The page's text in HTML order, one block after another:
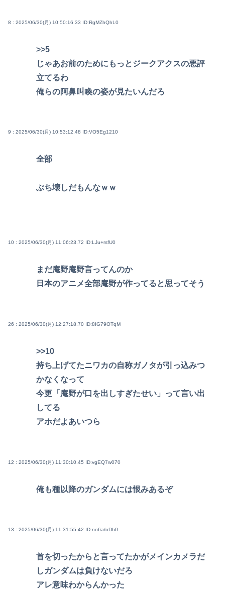
8 : 2025/06/30(月) 10:50:16.33 ID:RgMZhQhL0
>>5
じゃあお前のためにもっとジークアクスの悪評
立てるわ
俺らの阿鼻叫喚の姿が見たいんだろ
9 : 2025/06/30(月) 10:53:12.48 ID:VO5Eg1210
全部
ぶち壊しだもんなｗｗ
10 : 2025/06/30(月) 11:06:23.72 ID:LJu+rsfU0
まだ庵野庵野言ってんのか
日本のアニメ全部庵野が作ってると思ってそう
26 : 2025/06/30(月) 12:27:18.70 ID:8IG79OTqM
>>10
持ち上げてたニワカの自称ガノタが引っ込みつ
かなくなって
今更「庵野が口を出しすぎたせい」って言い出
してる
アホだよあいつら
12 : 2025/06/30(月) 11:30:10.45 ID:vgEQ7w070
俺も種以降のガンダムには恨みあるぞ
13 : 2025/06/30(月) 11:31:55.42 ID:no6a/oDh0
首を切ったからと言ってたかがメインカメラだ
しガンダムは負けないだろ
アレ意味わからんかった